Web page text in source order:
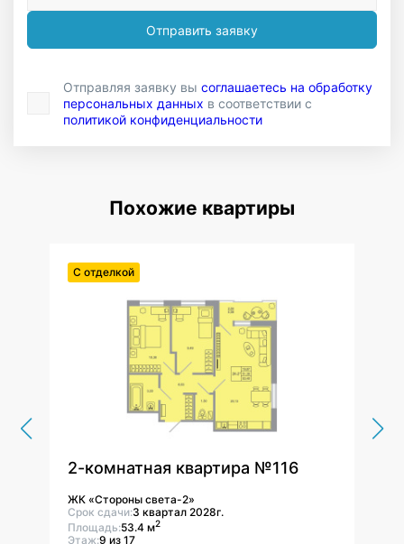
Отправить заявку
Отправляя заявку вы соглашаетесь на обработку
персональных данных в соответствии с
политикой конфиденциальности
Похожие квартиры
С отделкой
2-комнатная квартира №116
ЖК «Стороны света-2»
Срок сдачи:3 квартал 2028г.
Площадь:53.4 м2
Этаж:9 из 17